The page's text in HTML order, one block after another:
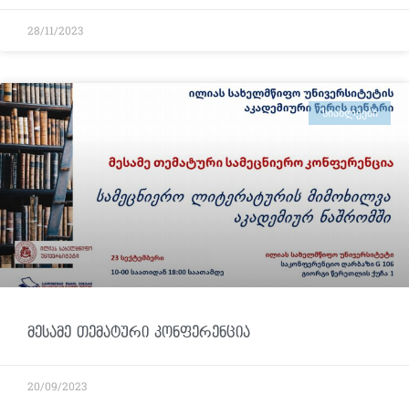
28/11/2023
ᲡᲘᲐᲮᲚᲔᲔᲑᲘ
მესამე თემატური კონფერენცია
20/09/2023